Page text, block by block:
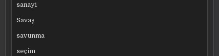
sanayi
Savaş
savunma
seçim